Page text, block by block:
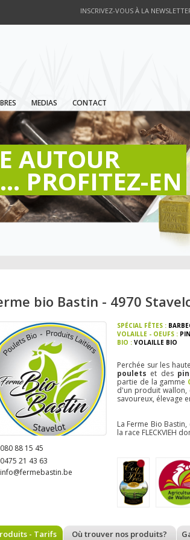
INSCRIVEZ-VOUS À LA
MEDIAS CONTACT
AUTOUR
PROFITEZ-EN
bio Bastin - 4970
080 88 15 45
0475 21 43 63
info@fermebastin.be
SPÉCIAL FÊTES :
VOLAILLE - OEUFS :
BIO : VOLAILLE BIO
Perchée sur les
poulets et des
partie de la gamme
d'un produit wallon,
savoureux, élevage
La Ferme Bio
la race FLECKVIEH
- Tarifs Où trouver nos produits?